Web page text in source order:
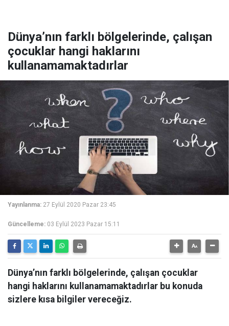
Dünya’nın farklı bölgelerinde, çalışan
çocuklar hangi haklarını
kullanamamaktadırlar
Yayınlanma: 27 Eylül 2020 Pazar 23:45
Güncelleme: 03 Eylül 2023 Pazar 15:11
Dünya’nın farklı bölgelerinde, çalışan çocuklar
hangi haklarını kullanamamaktadırlar bu konuda
sizlere kısa bilgiler vereceğiz.